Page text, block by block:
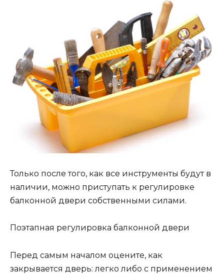
Только после того, как все инструменты будут в
наличии, можно приступать к регулировке
балконной двери собственными силами.
Поэтапная регулировка балконной двери
Перед самым началом оцените, как
закрывается дверь: легко либо с применением